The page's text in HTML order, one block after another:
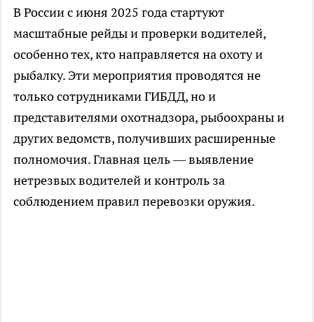
В России с июня 2025 года стартуют
масштабные рейды и проверки водителей,
особенно тех, кто направляется на охоту и
рыбалку. Эти мероприятия проводятся не
только сотрудниками ГИБДД, но и
представителями охотнадзора, рыбоохраны и
других ведомств, получивших расширенные
полномочия. Главная цель — выявление
нетрезвых водителей и контроль за
соблюдением правил перевозки оружия.